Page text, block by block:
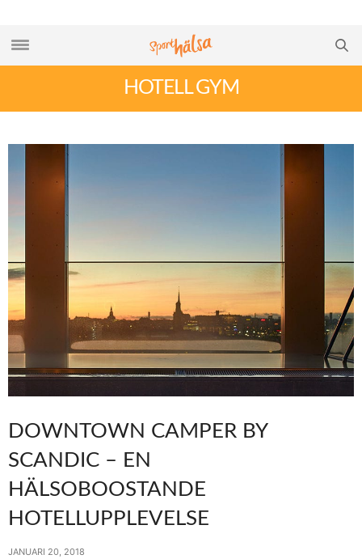
HOTELL GYM
DOWNTOWN CAMPER BY
SCANDIC – EN
HÄLSOBOOSTANDE
HOTELLUPPLEVELSE
JANUARI 20, 2018